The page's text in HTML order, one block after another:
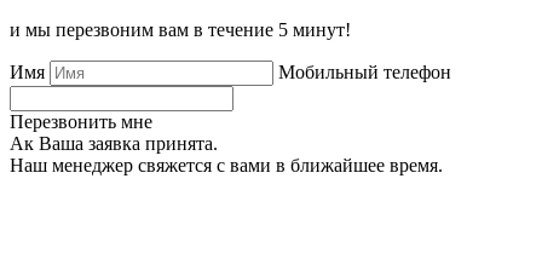
и мы перезвоним вам в течение 5 минут!
Имя Мобильный телефон
Перезвонить мне
Ак Ваша заявка принята.
Наш менеджер свяжется с вами в ближайшее время.